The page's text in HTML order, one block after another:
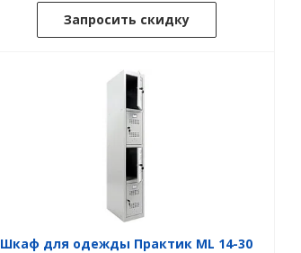
Запросить скидку
Шкаф для одежды Практик ML 14-30